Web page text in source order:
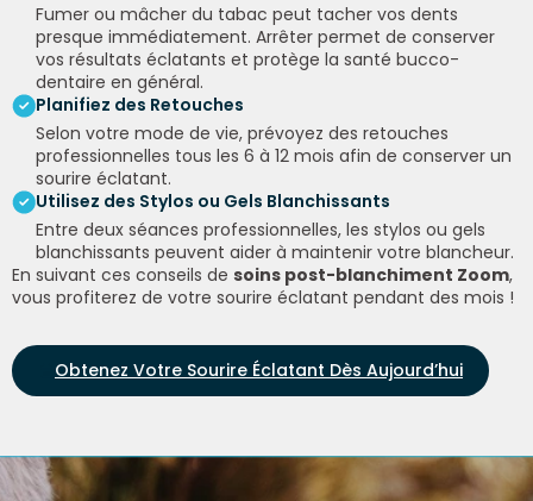
Fumer ou mâcher du tabac peut tacher vos dents
presque immédiatement. Arrêter permet de conserver
vos résultats éclatants et protège la santé bucco-
dentaire en général.
Planifiez des Retouches
Selon votre mode de vie, prévoyez des retouches
professionnelles tous les 6 à 12 mois afin de conserver un
sourire éclatant.
Utilisez des Stylos ou Gels Blanchissants
Entre deux séances professionnelles, les stylos ou gels
blanchissants peuvent aider à maintenir votre blancheur.
En suivant ces conseils de soins post-blanchiment Zoom,
vous profiterez de votre sourire éclatant pendant des mois !
Obtenez Votre Sourire Éclatant Dès Aujourd’hui